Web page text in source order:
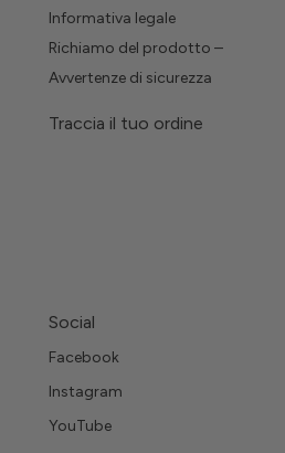
Informativa legale
Richiamo del prodotto –
Avvertenze di sicurezza
Traccia il tuo ordine
Social
Facebook
Instagram
YouTube